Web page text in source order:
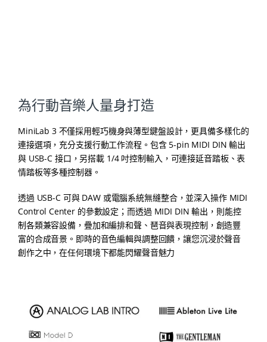
為行動音樂人量身打造
MiniLab 3 不僅採用輕巧機身與薄型鍵盤設計，更具備多樣化的
連接選項，充分支援行動工作流程。包含 5-pin MIDI DIN 輸出
與 USB-C 接口，另搭載 1/4 吋控制輸入，可連接延音踏板、表
情踏板等多種控制器。
透過 USB-C 可與 DAW 或電腦系統無縫整合，並深入操作 MIDI
Control Center 的參數設定；而透過 MIDI DIN 輸出，則能控
制各類兼容設備，疊加和編排和聲、琶音與表現控制，創造豐
富的合成音景。即時的音色編輯與調整回饋，讓您沉浸於聲音
創作之中，在任何環境下都能閃耀聲音魅力